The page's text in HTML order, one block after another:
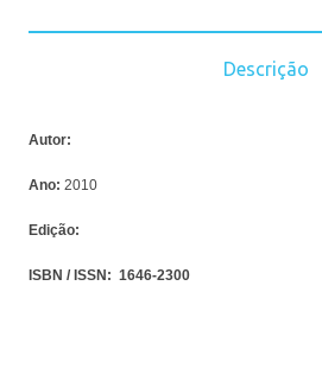
Descrição
Autor:
Ano: 2010
Edição:
ISBN / ISSN: 1646-2300